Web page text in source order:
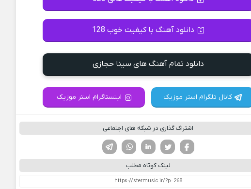
دانلود آهنگ با کیفیت خوب 128
دانلود تمام آهنگ های سینا حجازی
کانال تلگرام استر موزیک اینستاگرام استر موزیک
اشتراک گذاری در شبکه های اجتماعی
لینکدین تویتر
فیسوک
لینک کوتاه مطلب